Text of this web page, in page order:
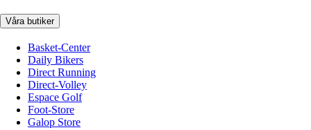
Våra butiker
Basket-Center
Daily Bikers
Direct Running
Direct-Volley
Espace Golf
Foot-Store
Galop Store